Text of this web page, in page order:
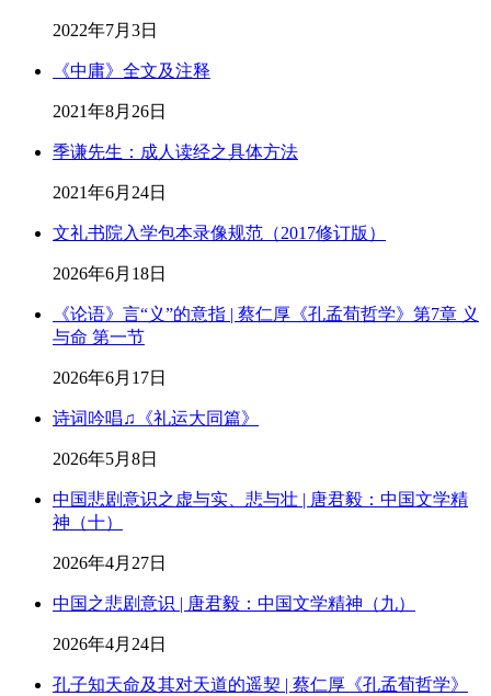
2022年7月3日
《中庸》全文及注释
2021年8月26日
季谦先生：成人读经之具体方法
2021年6月24日
文礼书院入学包本录像规范（2017修订版）
2026年6月18日
《论语》言“义”的意指 | 蔡仁厚《孔孟荀哲学》第7章 义
与命 第一节
2026年6月17日
诗词吟唱♫《礼运大同篇》
2026年5月8日
中国悲剧意识之虚与实、悲与壮 | 唐君毅：中国文学精
神（十）
2026年4月27日
中国之悲剧意识 | 唐君毅：中国文学精神（九）
2026年4月24日
孔子知天命及其对天道的遥契 | 蔡仁厚《孔孟荀哲学》